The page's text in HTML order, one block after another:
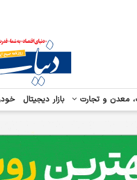
معدن و تجارت بازار دیجیتال